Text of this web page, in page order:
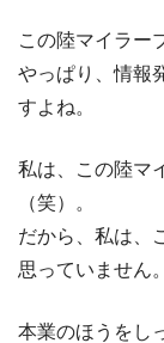
この陸マイラー
やっぱり、情報
すよね。
私は、この陸マ
（笑）。
だから、私は、
思っていません。
本業のほうをし